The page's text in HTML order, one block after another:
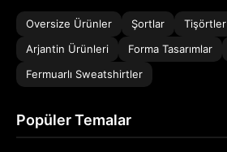
Oversize Ürünler Şortlar Tişörtler
Arjantin Ürünleri
Forma Tasarımlar
Fermuarlı Sweatshirtler
Popüler Temalar